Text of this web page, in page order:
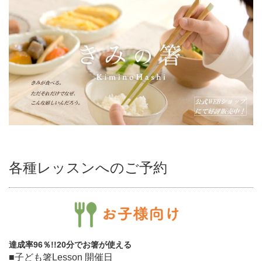
各種レッスンへのご予約
達成率96％!!20分でお箸が使える
■子ども箸Lesson 開催日